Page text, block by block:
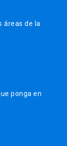
áreas de la
ponga en